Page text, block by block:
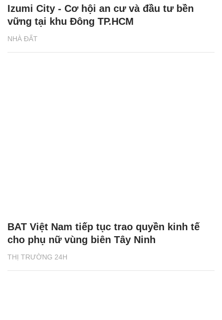
NHÀ ĐẤT
Izumi City - Cơ hội an cư và đầu tư bền
vững tại khu Đông TP.HCM
THỊ TRƯỜNG 24H
BAT Việt Nam tiếp tục trao quyền kinh tế
cho phụ nữ vùng biên Tây Ninh